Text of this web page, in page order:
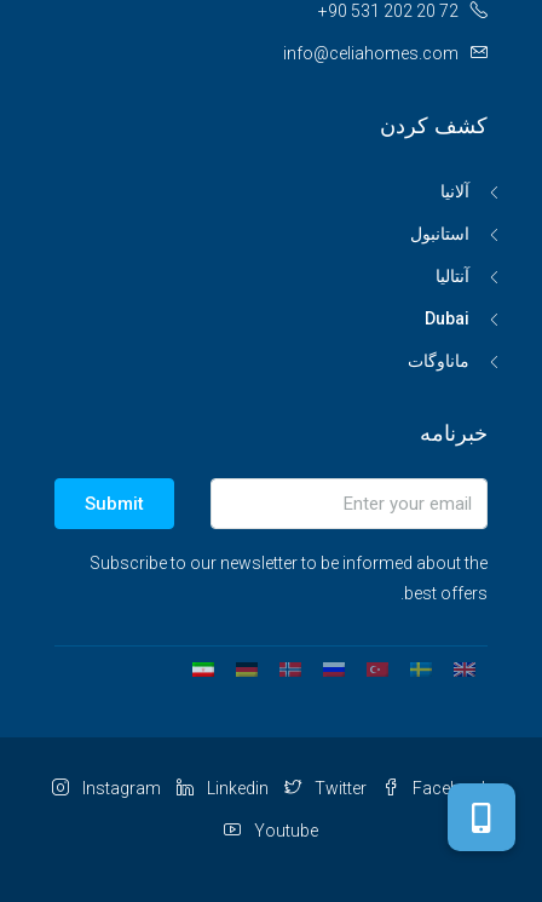
+90 531 202 20 72
info@celiahomes.com
کشف کردن
آلانیا
استانبول
آنتالیا
Dubai
ماناوگات
خبرنامه
Submit
Subscribe to our newsletter to be informed about the
best offers.
Facebook
Twitter
Linkedin
Instagram
Youtube